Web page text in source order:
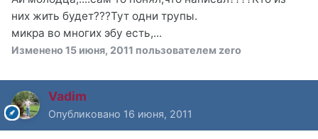
них жить будет???Тут одни трупы.
микра во многих эбу есть,...
Изменено 15 июня, 2011 пользователем zero
Vadim
Опубликовано 16 июня, 2011